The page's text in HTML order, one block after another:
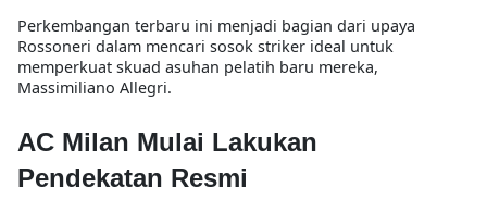
Perkembangan terbaru ini menjadi bagian dari upaya
Rossoneri dalam mencari sosok striker ideal untuk
memperkuat skuad asuhan pelatih baru mereka,
Massimiliano Allegri.
AC Milan Mulai Lakukan
Pendekatan Resmi